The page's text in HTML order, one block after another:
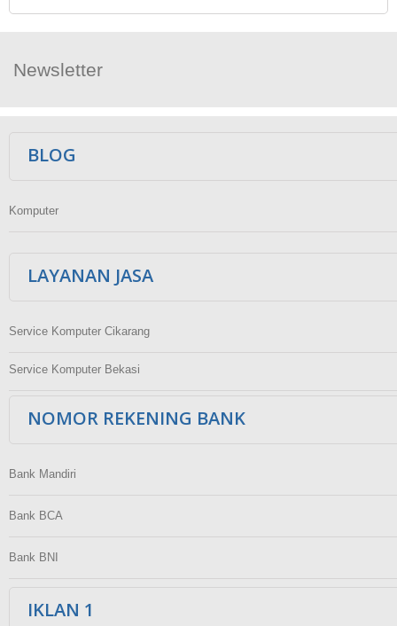
Newsletter
BLOG
Komputer
LAYANAN JASA
Service Komputer Cikarang
Service Komputer Bekasi
NOMOR REKENING BANK
Bank Mandiri
Bank BCA
Bank BNI
IKLAN 1